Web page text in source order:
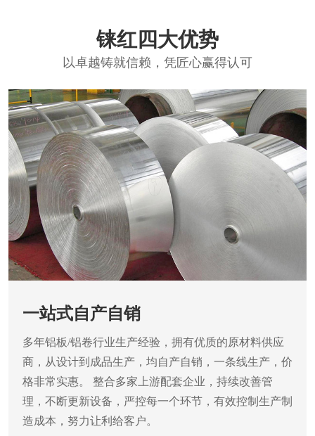
铼红四大优势
以卓越铸就信赖，凭匠心赢得认可
一站式自产自销
多年铝板/铝卷行业生产经验，拥有优质的原材料供应
商，从设计到成品生产，均自产自销，一条线生产，价
格非常实惠。
整合多家上游配套企业，持续改善管
理，不断更新设备，严控每一个环节，有效控制生产制
造成本，努力让利给客户。